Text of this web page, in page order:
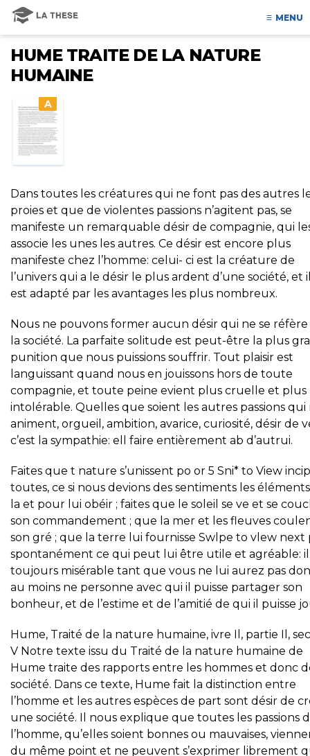
MENU
HUME TRAITE DE LA NATURE
HUMAINE
A
Dans toutes les créatures qui ne font pas des autres
proies et que de violentes passions n’agitent pas, se
manifeste un remarquable désir de compagnie, qui
associe les unes les autres. Ce désir est encore plus
manifeste chez l’homme: celui- ci est la créature de
l’univers qui a le désir le plus ardent d’une société, et
est adapté par les avantages les plus nombreux.
Nous ne pouvons former aucun désir qui ne se réfère
la société. La parfaite solitude est peut-être la plus
punition que nous puissions souffrir. Tout plaisir est
languissant quand nous en jouissons hors de toute
compagnie, et toute peine evient plus cruelle et plus
intolérable. Quelles que soient les autres passions qui
animent, orgueil, ambition, avarice, curiosité, désir de
c’est la sympathie: ell faire entièrement ab d’autrui.
Faites que t nature s’unissent po or 5 Sni* to View
toutes, ce si nous devions des sentiments les
la et pour lui obéir ; faites que le soleil se ve et se
son commandement ; que la mer et les fleuves
son gré ; que la terre lui fournisse Swlpe to vlew next
spontanément ce qui peut lui être utile et agréable: il
toujours misérable tant que vous ne lui aurez pas
au moins ne personne avec qui il puisse partager son
bonheur, et de l’estime et de l’amitié de qui il puisse
Hume, Traité de la nature humaine, ivre Il, partie Il,
V Notre texte issu du Traité de la nature humaine de
Hume traite des rapports entre les hommes et donc
société. Dans ce texte, Hume fait la distinction entre
l’homme et les autres espèces de part sont désir de
une société. Il nous explique que toutes les passions
l’homme, qu’elles soient bonnes ou mauvaises,
du même point et ne peuvent s’exprimer librement